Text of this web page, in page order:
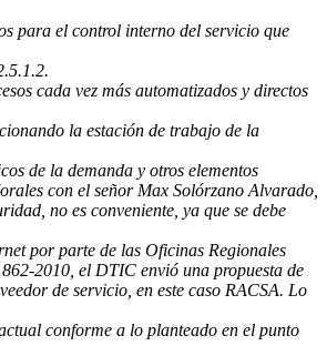
para el control interno del servicio que
cada vez más automatizados y directos
la estación de trabajo de la
de la demanda y otros elementos
con el señor Max Solórzano Alvarado,
no es conveniente, ya que se debe
por parte de las Oficinas Regionales
2010, el DTIC envió una propuesta de
de servicio, en este caso RACSA. Lo
conforme a lo planteado en el punto